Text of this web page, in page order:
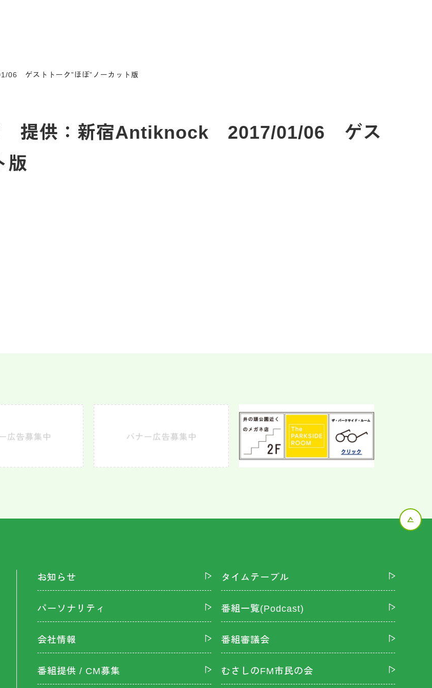
ゲストトーク”ほぼ”ノーカット版
提供：新宿Antiknock 2017/01/06 ゲス
版
お知らせ タイムテーブル
パーソナリティ 番組一覧(Podcast)
会社情報 番組審議会
番組提供 / CM募集 むさしのFM市民の会